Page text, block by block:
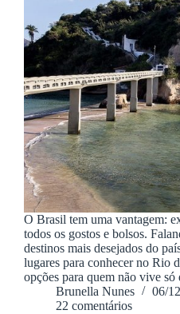
O Brasil tem uma vantagem:
todos os gostos e bolsos.
destinos mais desejados do
lugares para conhecer no Rio
opções para quem não vive
Brunella Nunes
06/
22 comentários